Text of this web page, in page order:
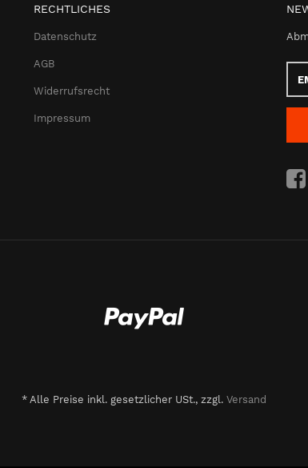
RECHTLICHES
Datenschutz
AGB
Widerrufsrecht
Impressum
* Alle Preise inkl. gesetzlicher USt., zzgl. Versand